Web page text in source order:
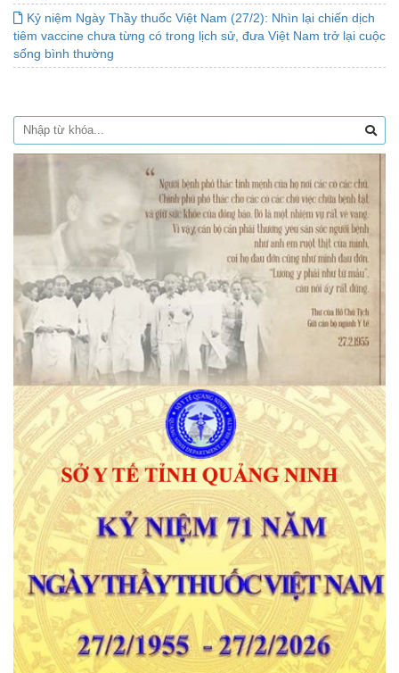
Kỷ niệm Ngày Thầy thuốc Việt Nam (27/2): Nhìn lại chiến dịch
tiêm vaccine chưa từng có trong lịch sử, đưa Việt Nam trở lại cuộc
sống bình thường